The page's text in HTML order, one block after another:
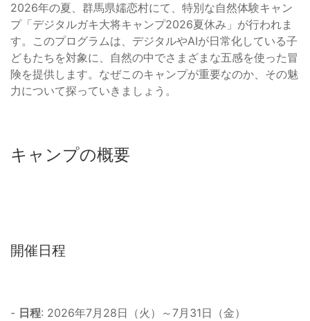
2026年の夏、群馬県嬬恋村にて、特別な自然体験キャン
プ「デジタルガキ大将キャンプ2026夏休み」が行われま
す。このプログラムは、デジタルやAIが日常化している子
どもたちを対象に、自然の中でさまざまな五感を使った冒
険を提供します。なぜこのキャンプが重要なのか、その魅
力について探っていきましょう。
キャンプの概要
開催日程
- 日程: 2026年7月28日（火）～7月31日（金）